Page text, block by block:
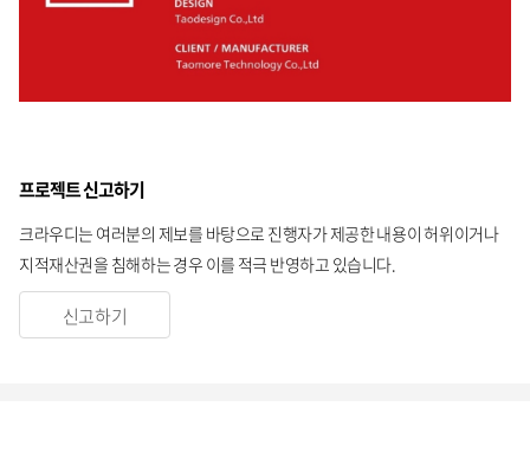
프로젝트 신고하기
크라우디는 여러분의 제보를 바탕으로 진행자가 제공한 내용이 허위이거나
지적재산권을 침해하는 경우 이를 적극 반영하고 있습니다.
신고하기